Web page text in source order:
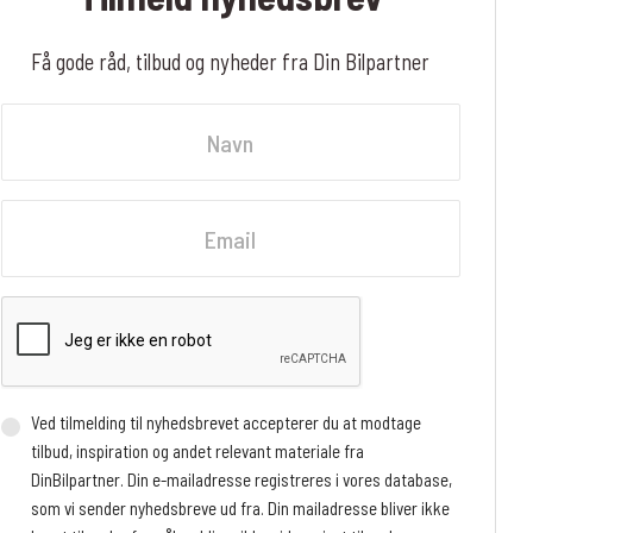
Få gode råd, tilbud og nyheder fra Din Bilpartner
Fornavn
Ved tilmelding til nyhedsbrevet accepterer du at modtage
tilbud, inspiration og andet relevant materiale fra
DinBilpartner. Din e-mailadresse registreres i vores database,
som vi sender nyhedsbreve ud fra. Din mailadresse bliver ikke